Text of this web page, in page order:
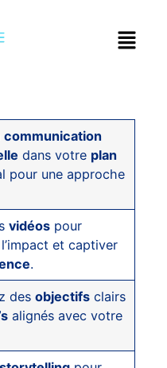
communication
dans votre plan
pour une approche
vidéos pour
et captiver
.
desobjectifs clairs
alignés avec votre